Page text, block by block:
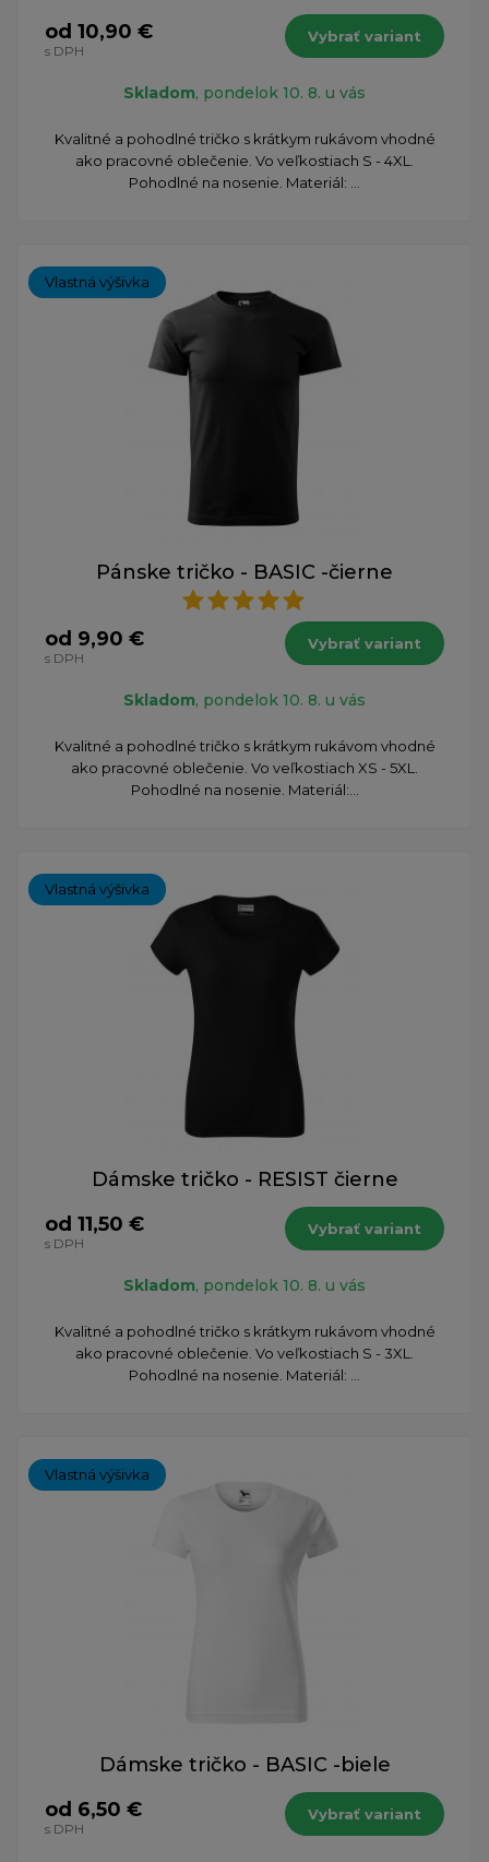
od 10,90 €
s DPH
Vybrať variant
Skladom, pondelok 10. 8. u vás
Kvalitné a pohodlné tričko s krátkym rukávom vhodné
ako pracovné oblečenie. Vo veľkostiach S - 4XL.
Pohodlné na nosenie. Materiál: ...
Vlastná výšivka
Pánske tričko - BASIC -čierne
od 9,90 €
s DPH
Vybrať variant
Skladom, pondelok 10. 8. u vás
Kvalitné a pohodlné tričko s krátkym rukávom vhodné
ako pracovné oblečenie. Vo veľkostiach XS - 5XL.
Pohodlné na nosenie. Materiál:...
Vlastná výšivka
Dámske tričko - RESIST čierne
od 11,50 €
s DPH
Vybrať variant
Skladom, pondelok 10. 8. u vás
Kvalitné a pohodlné tričko s krátkym rukávom vhodné
ako pracovné oblečenie. Vo veľkostiach S - 3XL.
Pohodlné na nosenie. Materiál: ...
Vlastná výšivka
Dámske tričko - BASIC -biele
od 6,50 €
s DPH
Vybrať variant